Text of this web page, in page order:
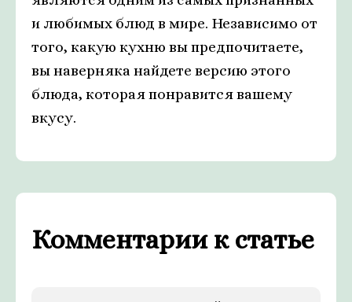
и любимых блюд в мире. Независимо от
того, какую кухню вы предпочитаете,
вы наверняка найдете версию этого
блюда, которая понравится вашему
вкусу.
Комментарии к статье